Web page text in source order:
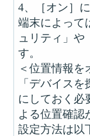
4、［オン］
端末によって
ュリティ」
す。
＜位置情報を
「デバイス
にしておく必
よる位置確認
設定方法は以